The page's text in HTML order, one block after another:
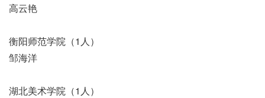
高云艳
衡阳师范学院（1人）
邹海洋
湖北美术学院（1人）